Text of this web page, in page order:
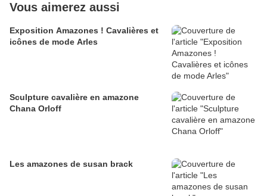
Vous aimerez aussi
Exposition Amazones ! Cavalières et
icônes de mode Arles
Sculpture cavalière en amazone
Chana Orloff
Les amazones de susan brack